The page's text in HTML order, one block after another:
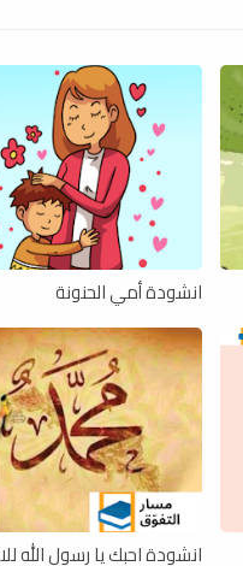
انشودة أمي الحنونة
انشودة احبك يا رسول الله